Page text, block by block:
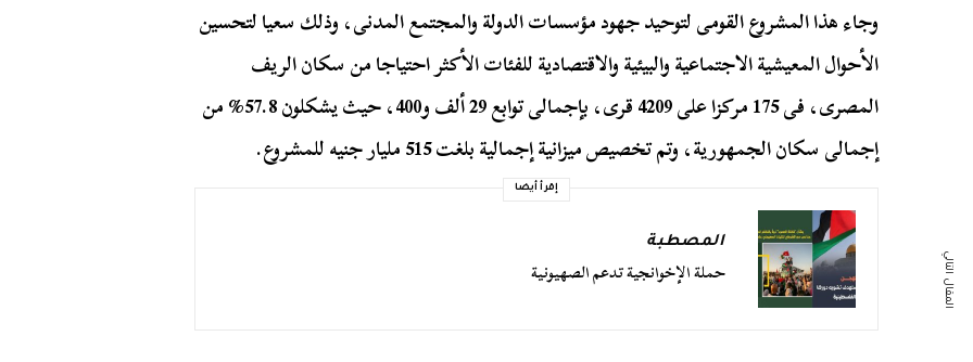
وجاء هذا المشروع القومى لتوحيد جهود مؤسسات الدولة والمجتمع المدنى، وذلك سعيا لتحسين
الأحوال المعيشية الاجتماعية والبيئية والاقتصادية للفئات الأكثر احتياجا من سكان الريف
المصرى، فى 175 مركزا على 4209 قرى، بإجمالى توابع 29 ألف و400، حيث يشكلون 57.8% من
إجمالى سكان الجمهورية، وتم تخصيص ميزانية إجمالية بلغت 515 مليار جنيه للمشروع.
إقرأ أيضا
المصطبة
حملة الإخوانجية تدعم الصهيونية المقال التالي